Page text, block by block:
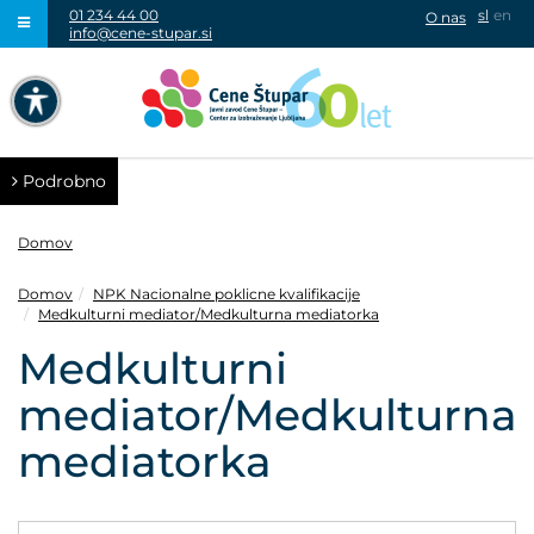
NAVIGACIJA PREKO TIPKOVNICE
VISOK KONTRAST
SIVINE
01 234 44 00
info@cene-stupar.si
sl en
O nas
Podrobno
Domov
Domov
NPK Nacionalne poklicne kvalifikacije
Medkulturni mediator/Medkulturna mediatorka
Medkulturni
mediator/Medkulturna
mediatorka